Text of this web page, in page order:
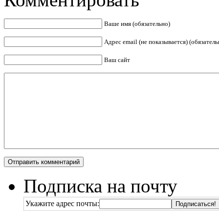
Ваше имя (обязательно)
Адрес email (не показывается)
Ваш сайт
Подписка на почту
Укажите адрес почты: